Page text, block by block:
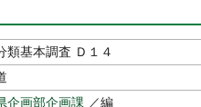
類基本調査 Ｄ１４
企画部企画課 ／編